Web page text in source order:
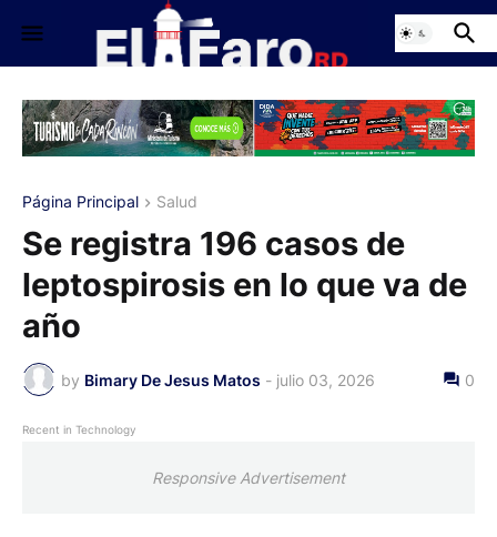
Página Principal Salud
Se registra 196 casos de
leptospirosis en lo que va de
año
by Bimary De Jesus Matos - julio 03, 2026 0
Recent in Technology
Responsive Advertisement